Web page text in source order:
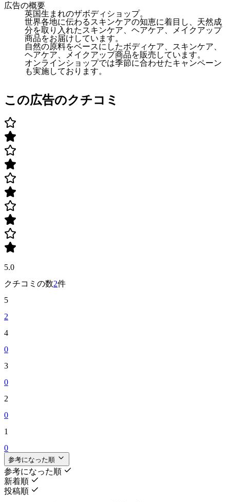
広告の概要
英国生まれのザボディショップ。
世界各地に伝わるスキンケアの知恵に着目し、天然成
分を取り入れたスキンケア、ヘアケア、メイクアップ
商品をお届けしています。
自然の原料をベースにしたボディケア、スキンケア、
ヘアケア、メイクアップ商品を販売しています。
オンラインショップでは季節に合わせたキャンペーン
も実施しております。
この広告のクチコミ
5.0
クチコミの数2件
5
2
4
0
3
0
2
0
1
0
参考になった順
参考になった順
新着順
投稿順